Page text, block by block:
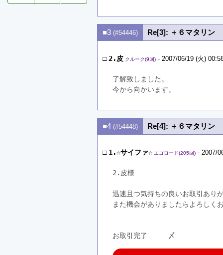
■3 (#54446) Re[3]: ＋６マタリン
□ 2.皮 クルーク(9回) - 2007/06/19 (火)
了解致しました。
今から向かいます。
■4 (#54448) Re[4]: ＋６マタリン
□ 1.☆サイファ☆ エゴロード(205回) - 2007/
2.皮様
迅速且つ気持ちの良いお取引あり
また機会がありましたらよろしく
お取引完了　　　〆